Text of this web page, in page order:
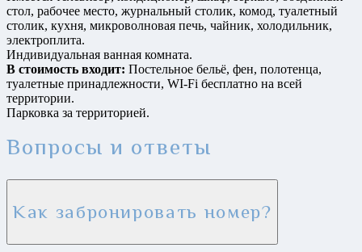
стол, рабочее место, журнальный столик, комод, туалетный
столик, кухня, микроволновая печь, чайник, холодильник,
электроплита.
Индивидуальная ванная комната.
В стоимость входит: Постельное бельё, фен, полотенца,
туалетные принадлежности, WI-Fi бесплатно на всей
территории.
Парковка за территорией.
Вопросы и ответы
Как забронировать номер?